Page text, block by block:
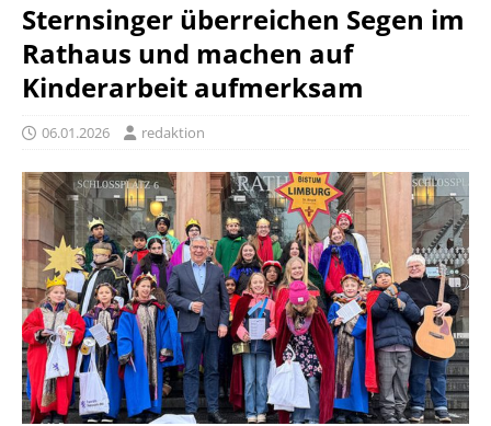
Sternsinger überreichen Segen im
Rathaus und machen auf
Kinderarbeit aufmerksam
06.01.2026 redaktion